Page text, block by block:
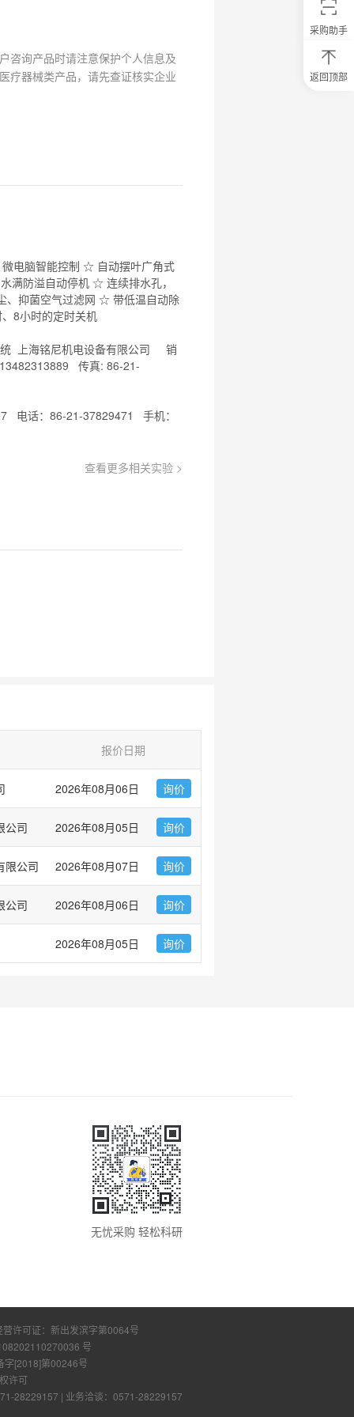
咨询产品时请注意保护个人信息及
疗器械类产品，请先查证核实企业
电脑智能控制 ☆ 自动摆叶广角式
满防溢自动停机 ☆ 连续排水孔，
抑菌空气过滤网 ☆ 带低温自动除
8小时的定时关机
上海铭尼机电设备有限公司 销
传真: 86-21-
电话：86-21-37829471 手机：
查看更多相关实验 >
报价日期
2026年08月06日 询价
公司 2026年08月05日 询价
限公司 2026年08月07日 询价
公司 2026年08月06日 询价
2026年08月05日 询价
采购助手
返回顶部
无忧采购 轻松科研
许可证： 新出发滨字第0064号
号
字[2018]第00246号
许可
28229157 | 业务洽谈：0571-28229157